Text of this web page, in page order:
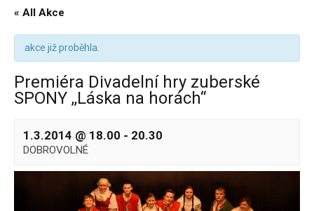
« All Akce
akce již proběhla.
Premiéra Divadelní hry zuberské
SPONY ,,Láska na horách“
1.3.2014 @ 18.00 - 20.30
DOBROVOLNÉ